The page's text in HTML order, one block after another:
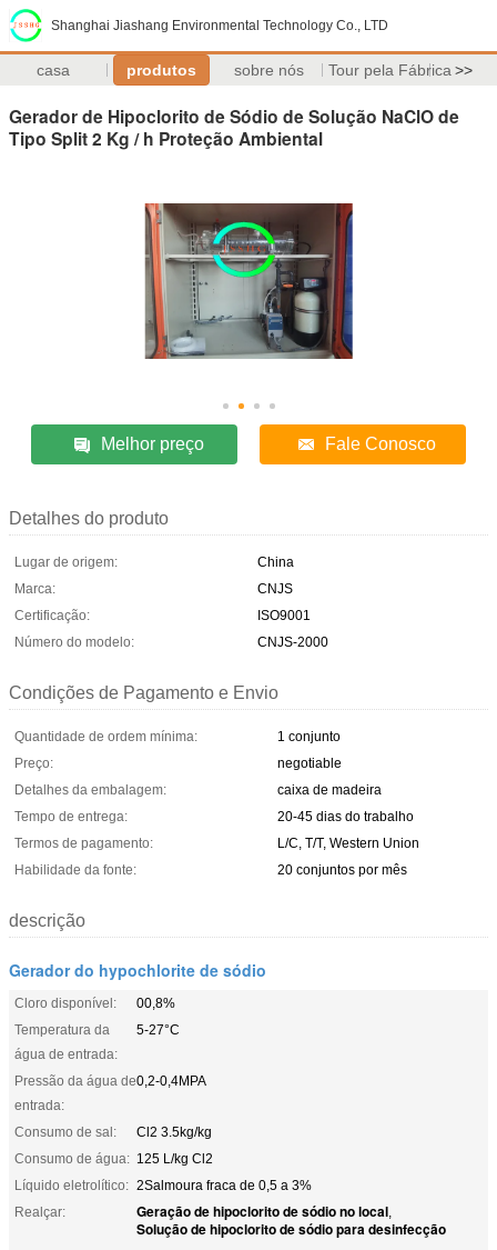
Shanghai Jiashang Environmental Technology Co., LTD
casa produtos sobre nós Tour pela Fábrica >>
Gerador de Hipoclorito de Sódio de Solução NaClO de
Tipo Split 2 Kg / h Proteção Ambiental
Melhor preço Fale Conosco
Detalhes do produto
Lugar de origem:
China
Marca:
CNJS
Certificação:
ISO9001
Número do modelo:
CNJS-2000
Condições de Pagamento e Envio
Quantidade de ordem mínima:
1 conjunto
Preço:
negotiable
Detalhes da embalagem:
caixa de madeira
Tempo de entrega:
20-45 dias do trabalho
Termos de pagamento:
L/C, T/T, Western Union
Habilidade da fonte:
20 conjuntos por mês
descrição
Gerador do hypochlorite de sódio
Cloro disponível:
00,8%
Temperatura da
água de entrada:
5-27°C
Pressão da água de
entrada:
0,2-0,4MPA
Consumo de sal:
Cl2 3.5kg/kg
Consumo de água: 125 L/kg Cl2
Líquido eletrolítico: 2Salmoura fraca de 0,5 a 3%
Realçar:
Geração de hipoclorito de sódio no local,
Solução de hipoclorito de sódio para desinfecção